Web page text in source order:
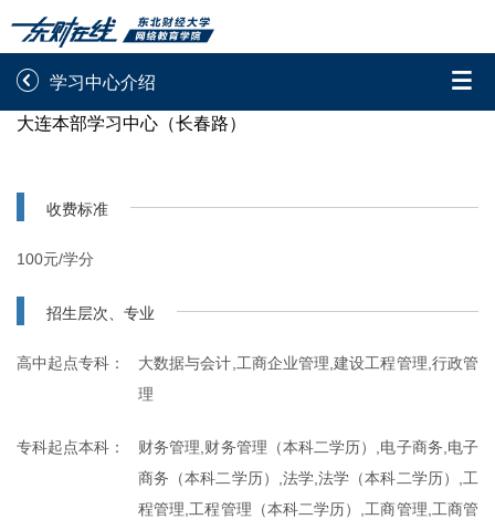

 学习中心介绍
录取通知书查询
学信网图像校对
学籍相关申请
信息确认及测试
大连本部学习中心（长春路）
收费标准
100元/学分
招生层次、专业
高中起点专科：
大数据与会计,工商企业管理,建设工程管理,行政管
理
专科起点本科：
财务管理,财务管理（本科二学历）,电子商务,电子
商务（本科二学历）,法学,法学（本科二学历）,工
程管理,工程管理（本科二学历）,工商管理,工商管